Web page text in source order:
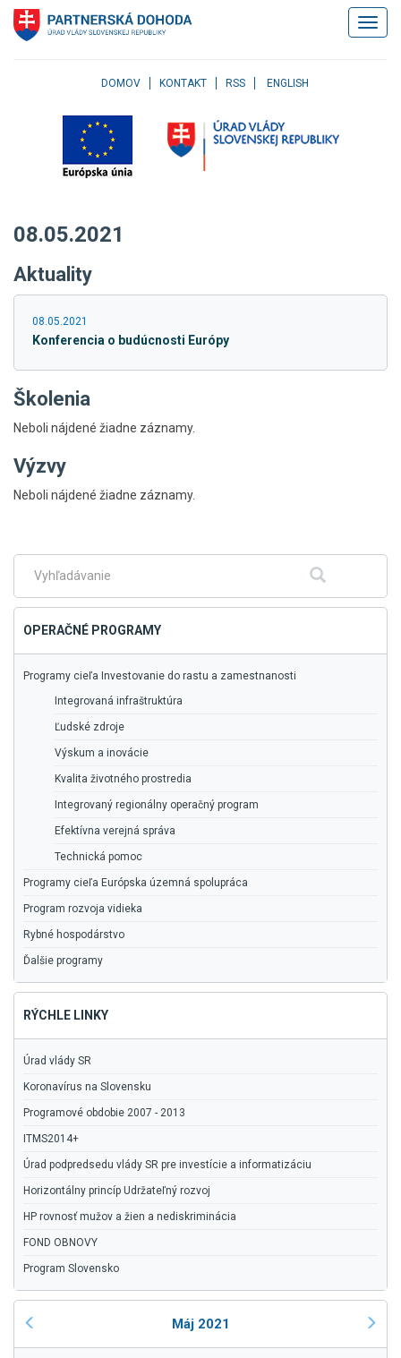
Klávesové
skratky
Skočiť
menu
na
Skočiť
pätičku
DOMOV KONTAKT RSS ENGLISH
08.05.2021
Aktuality
08.05.2021
Konferencia o budúcnosti Európy
Školenia
Neboli nájdené žiadne záznamy.
Výzvy
Neboli nájdené žiadne záznamy.
menu
Fulltextové
Hľadať
OPERAČNÉ PROGRAMY
Programy cieľa Investovanie do rastu a zamestnanosti
Integrovaná infraštruktúra
Ľudské zdroje
Výskum a inovácie
Kvalita životného prostredia
Integrovaný regionálny operačný program
Efektívna verejná správa
Technická pomoc
Programy cieľa Európska územná spolupráca
Program rozvoja vidieka
Rybné hospodárstvo
Ďalšie programy
RÝCHLE LINKY
Úrad vlády SR
Koronavírus na Slovensku
Programové obdobie 2007 - 2013
ITMS2014+
Úrad podpredsedu vlády SR pre investície a informatizáciu
Horizontálny princíp Udržateľný rozvoj
HP rovnosť mužov a žien a nediskriminácia
FOND OBNOVY
Program Slovensko
Máj 2021